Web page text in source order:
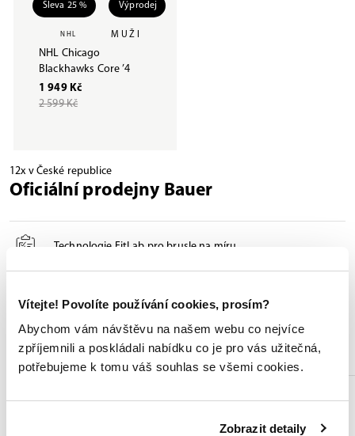
Vítejte! Povolíte používání cookies, prosím?
Abychom vám návštěvu na našem webu co nejvíce
zpříjemnili a poskládali nabídku co je pro vás užitečná,
potřebujeme k tomu váš souhlas se všemi cookies.
Zobrazit detaily
Sleva 25 % Výprodej
NHL MUŽI
NHL Chicago
Blackhawks Core ’4
1 949 Kč
2 599 Kč
12x v České republice
Oficiální prodejny Bauer
Technologie FitLab pro brusle na míru
Broušení a profilování bruslí
Odborné poradenství při výběru